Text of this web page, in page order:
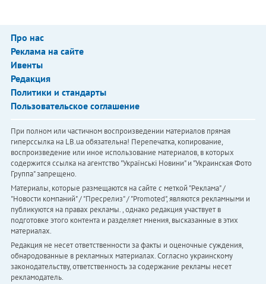
Про нас
Реклама на сайте
Ивенты
Редакция
Политики и стандарты
Пользовательское соглашение
При полном или частичном воспроизведении материалов прямая
гиперссылка на LB.ua обязательна! Перепечатка, копирование,
воспроизведение или иное использование материалов, в которых
содержится ссылка на агентство "Українськi Новини" и "Украинская Фото
Группа" запрещено.
Материалы, которые размещаются на сайте с меткой "Реклама" /
"Новости компаний" / "Пресрелиз" / "Promoted", являются рекламными и
публикуются на правах рекламы. , однако редакция участвует в
подготовке этого контента и разделяет мнения, высказанные в этих
материалах.
Редакция не несет ответственности за факты и оценочные суждения,
обнародованные в рекламных материалах. Согласно украинскому
законодательству, ответственность за содержание рекламы несет
рекламодатель.